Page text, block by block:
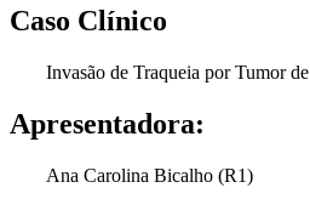
Caso Clínico
Invasão de Traqueia por Tumor
Apresentadora:
Ana Carolina Bicalho (R1)